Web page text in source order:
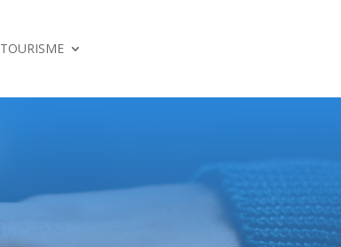
TOURISME